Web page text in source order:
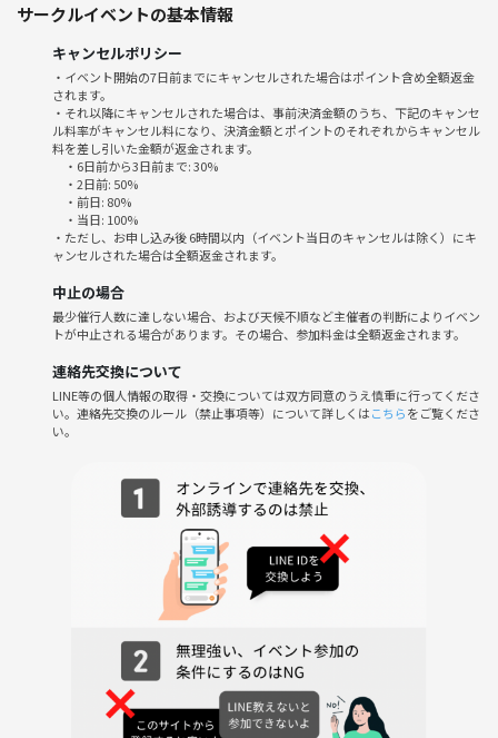
・ビデオはオンにしていただきますようお願いいたします。
-------------
【ファシリテータ】
村井圭造
〇絵本クリエイター
〇ストーンアート作家
〇キヤノン株式会社、そして、
アメリカのゲームメーカー、エレクトロニックアーツの
アートディレクターを経て、2011年に起業。
現在は、
サークルイベントの基本情報
キャンセルポリシー
・イベント開始の7日前までにキャンセルされた場合はポイント含め全額返金
されます。
・それ以降にキャンセルされた場合は、事前決済金額のうち、下記のキャンセ
ル料率がキャンセル料になり、決済金額とポイントのそれぞれからキャンセル
料を差し引いた金額が返金されます。
・6日前から3日前まで: 30%
・2日前: 50%
・前日: 80%
・当日: 100%
・ただし、お申し込み後 6時間以内（イベント当日のキャンセルは除く）にキ
ャンセルされた場合は全額返金されます。
中止の場合
最少催行人数に達しない場合、および天候不順など主催者の判断によりイベン
トが中止される場合があります。その場合、参加料金は全額返金されます。
連絡先交換について
LINE等の個人情報の取得・交換については双方同意のうえ慎重に行ってくださ
い。連絡先交換のルール（禁止事項等）について詳しくはこちらをご覧くださ
い。